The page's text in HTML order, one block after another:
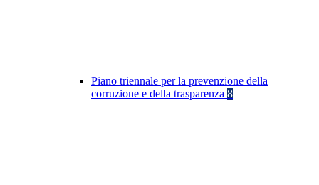
Piano triennale per la prevenzione della
corruzione e della trasparenza 8